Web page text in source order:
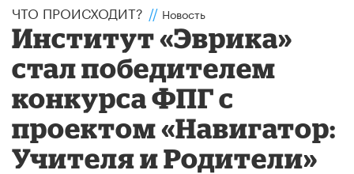
ЧТО ПРОИСХОДИТ? // Новость
Институт «Эврика»
стал победителем
конкурса ФПГ с
проектом «Навигатор:
Учителя и Родители»